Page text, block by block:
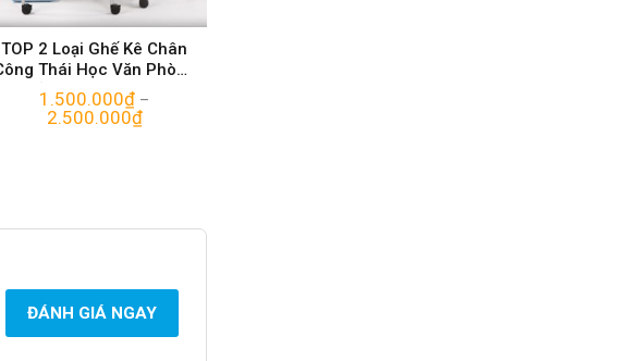
TOP 2 Loại Ghế Kê Chân
Thái Học Văn Phòng
Chất Lượng Cao 2024
1.500.000₫ –
2.500.000₫
ĐÁNH GIÁ NGAY